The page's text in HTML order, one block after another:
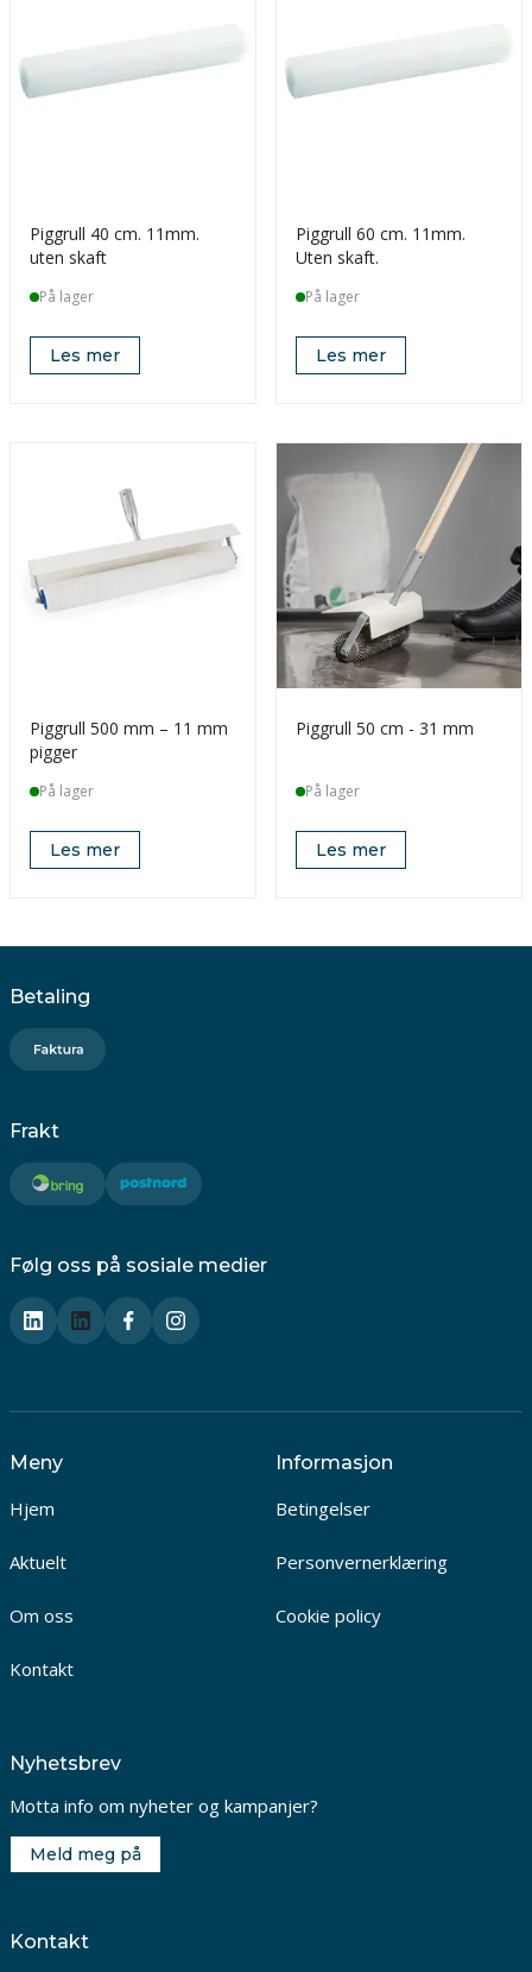
Piggrull 40 cm. 11mm.
uten skaft
På lager
Les mer
Piggrull 60 cm. 11mm.
Uten skaft.
På lager
Les mer
Piggrull 500 mm – 11 mm
pigger
På lager
Les mer
Piggrull 50 cm - 31 mm
På lager
Les mer
Betaling
Frakt
Følg oss på sosiale medier
Meny
Hjem
Aktuelt
Om oss
Kontakt
Informasjon
Betingelser
Personvernerklæring
Cookie policy
Nyhetsbrev
Motta info om nyheter og kampanjer?
Meld meg på
Kontakt